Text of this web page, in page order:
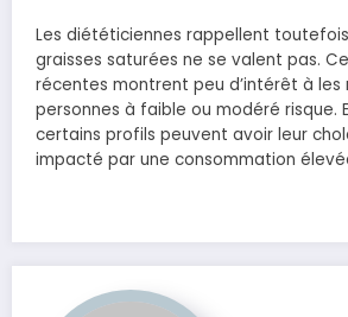
Les diététiciennes rappellent
graisses saturées ne se valent pas.
récentes montrent peu d’intérêt à les
personnes à faible ou modéré risque.
certains profils peuvent avoir leur
impacté par une consommation